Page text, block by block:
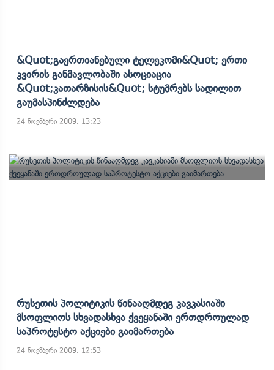
&quot;გაერთიანებული Ტელეკომი&quot; Ერთი
Კვირის Განმავლობაში Ასოციაცია
&quot;კათარზისის&quot; Სტუმრებს Სადილით
Გაუმასპინძლდება
24 ნოემბერი 2009, 13:23
Რუსეთის Პოლიტიკის Წინააღმდეგ Კავკასიაში
Მსოფლიოს Სხვადასხვა Ქვეყანაში Ერთდროულად
Საპროტესტო Აქციები Გაიმართება
24 ნოემბერი 2009, 12:53